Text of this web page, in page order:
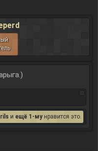
и ещё 1-мунравится это.